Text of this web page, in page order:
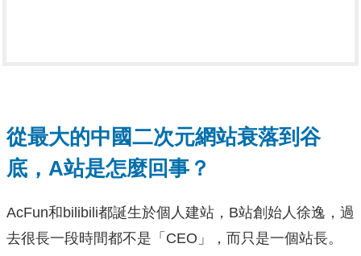
從最大的中國二次元網站衰落到谷
底，A站是怎麼回事？
AcFun和bilibili都誕生於個人建站，B站創始人徐逸，過
去很長一段時間都不是「CEO」，而只是一個站長。